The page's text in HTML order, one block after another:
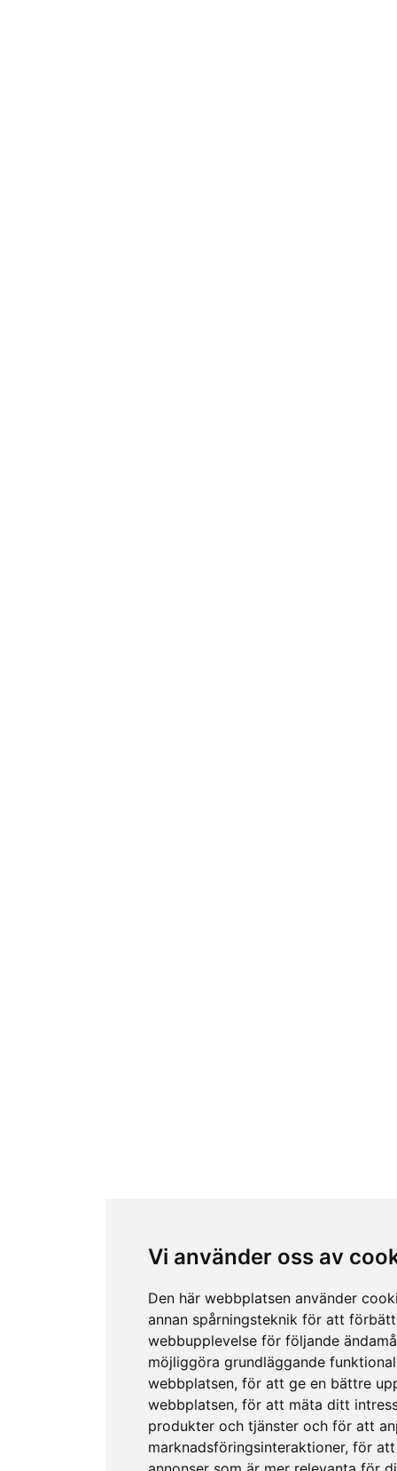
Vi använder oss av
Den här webbplatsen använder
annan spårningsteknik för att
webbupplevelse för följande
möjliggöra grundläggande
webbplatsen, för att ge en bättre
webbplatsen, för att mäta ditt
produkter och tjänster och för att
marknadsföringsinteraktioner, för att